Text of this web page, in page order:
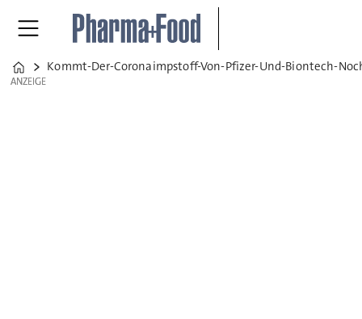
Home
Kommt-Der-Coronaimpstoff-Von-Pfizer-Und-Biontech-
ANZEIGE
ANZEIGE